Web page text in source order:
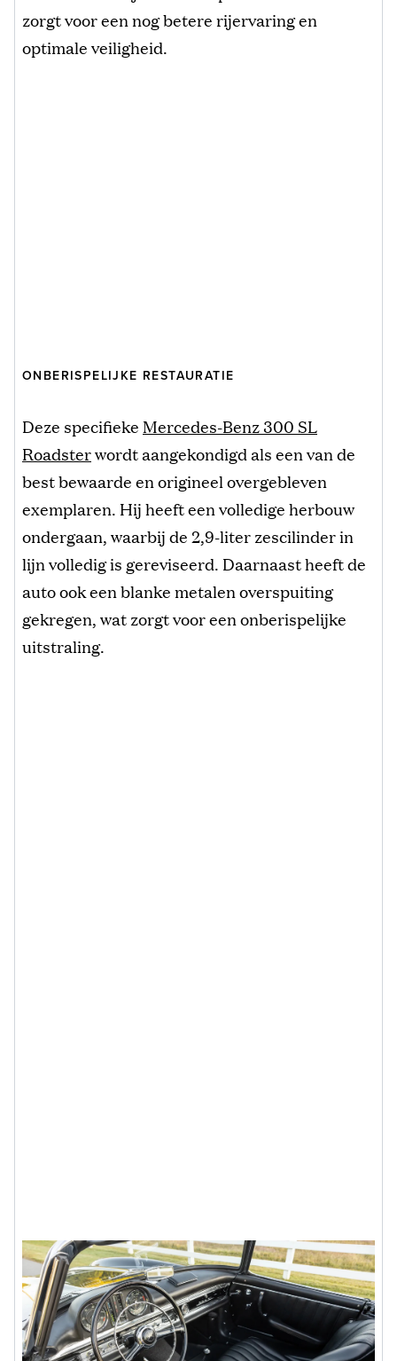
zorgt voor een nog betere rijervaring en
optimale veiligheid.
ONBERISPELIJKE RESTAURATIE
Deze specifieke Mercedes-Benz 300 SL
Roadsterwordt aangekondigd als een van de
best bewaarde en origineel overgebleven
exemplaren. Hij heeft een volledige herbouw
ondergaan, waarbij de 2,9-liter zescilinder in
lijn volledig is gereviseerd. Daarnaast heeft de
auto ook een blanke metalen overspuiting
gekregen, wat zorgt voor een onberispelijke
uitstraling.